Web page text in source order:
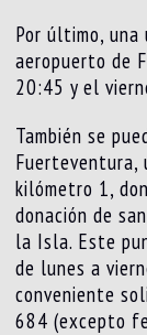
Por último,
aeropuerto de
20:45 y el
También se
Fuerteventura,
kilómetro 1,
donación de
la Isla. Este
de lunes a
conveniente
684 (excepto